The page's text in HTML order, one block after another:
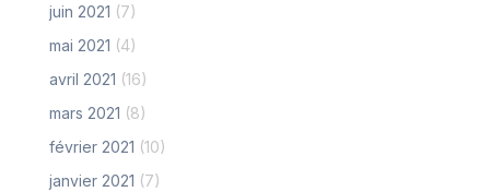
juin 2021 (7)
mai 2021 (4)
avril 2021 (16)
mars 2021 (8)
février 2021 (10)
janvier 2021 (7)